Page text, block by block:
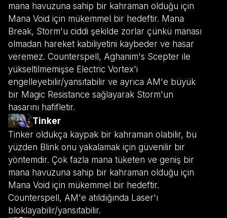
mana havuzuna sahip bir kahraman olduğu için
Mana Void için mükemmel bir hedeftir. Mana
Break, Storm'u ciddi şekilde zorlar çünkü manası
olmadan hareket kabiliyetini kaybeder ve hasar
veremez. Counterspell, Aghanim's Scepter ile
yükseltilmemişse Electric Vortex'i
engelleyebilir/yansıtabilir ve ayrıca AM'e büyük
bir Magic Resistance sağlayarak Storm'un
hasarını hafifletir.
Tinker
Tinker oldukça kaypak bir kahraman olabilir, bu
yüzden Blink onu yakalamak için güvenilir bir
yöntemdir. Çok fazla mana tüketen ve geniş bir
mana havuzuna sahip bir kahraman olduğu için
Mana Void için mükemmel bir hedeftir.
Counterspell, AM'e atıldığında Laser'ı
bloklayabilir/yansıtabilir.